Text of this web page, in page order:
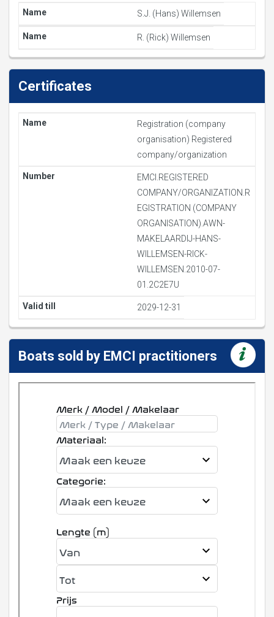
S.J. (Hans) Willemsen
R. (Rick) Willemsen
Certificates
Registration (company
organisation) Registered
company/organization
EMCI.REGISTERED
COMPANY/ORGANIZATION.R
EGISTRATION (COMPANY
ORGANISATION).AWN-
MAKELAARDIJ-HANS-
WILLEMSEN-RICK-
WILLEMSEN.2010-07-
01.2C2E7U
2029-12-31
Boats sold by EMCI practitioners